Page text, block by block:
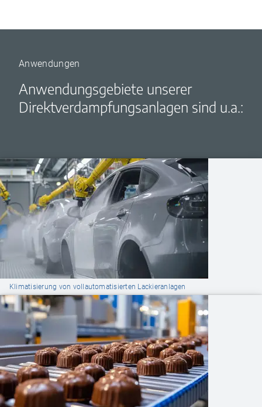
Anwendungen
Anwendungsgebiete unserer
Direktverdampfungsanlagen sind u.a.:
Klimatisierung von vollautomatisierten Lackieranlagen